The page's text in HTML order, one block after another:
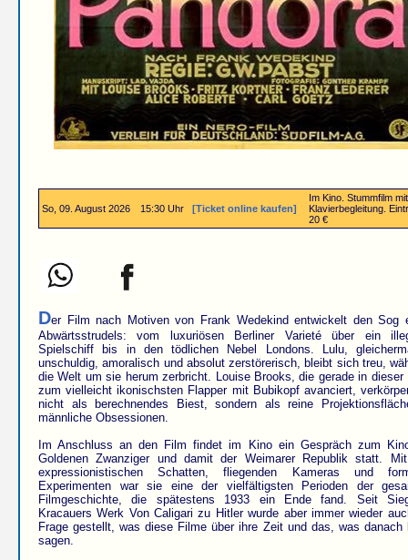
So, 09. August 2026 15:30 Uhr [Ticket online kaufen]
Im Kino. Stummfilm mit
Klavierbegleitung.
20 €
Der Film nach Motiven von Frank Wedekind entwickelt den Sog
Abwärtsstrudels: vom luxuriösen Berliner Varieté über ein
Spielschiff bis in den tödlichen Nebel Londons. Lulu,
unschuldig, amoralisch und absolut zerstörerisch, bleibt sich treu,
die Welt um sie herum zerbricht. Louise Brooks, die gerade in dieser
zum vielleicht ikonischsten Flapper mit Bubikopf avanciert,
nicht als berechnendes Biest, sondern als reine
männliche Obsessionen.
Im Anschluss an den Film findet im Kino ein Gespräch zum
Goldenen Zwanziger und damit der Weimarer Republik statt.
expressionistischen Schatten, fliegenden Kameras und
Experimenten war sie eine der vielfältigsten Perioden der
Filmgeschichte, die spätestens 1933 ein Ende fand. Seit
Kracauers Werk Von Caligari zu Hitler wurde aber immer wieder
Frage gestellt, was diese Filme über ihre Zeit und das, was danach
sagen.